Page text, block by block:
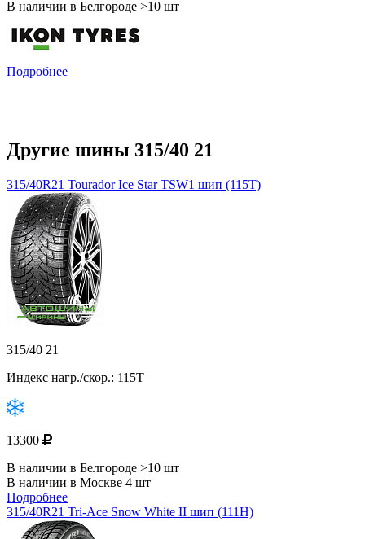
В наличии в Белгороде >10 шт
Подробнее
Другие шины 315/40 21
315/40R21 Tourador Ice Star TSW1 шип (115T)
315/40 21
Индекс нагр./скор.: 115T
13300
В наличии в Белгороде >10 шт
В наличии в Москве 4 шт
Подробнее
315/40R21 Tri-Ace Snow White II шип (111H)